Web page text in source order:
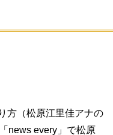
方（松原江里佳アナの
news every」で松原